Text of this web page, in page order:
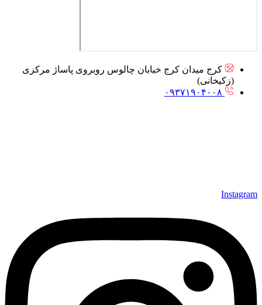
کرج میدان کرج خیابان چالوس روبروی پاساژ مرکزی
(زکیخانی)
۰۹۳۷۱۹۰۴۰۰۸
Instagram